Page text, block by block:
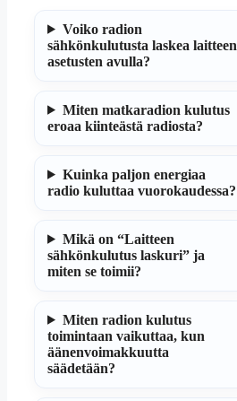
Voiko radion
sähkönkulutusta laskea laitteen
asetusten avulla?
Miten matkaradion kulutus
eroaa kiinteästä radiosta?
Kuinka paljon energiaa
radio kuluttaa vuorokaudessa?
Mikä on “Laitteen
sähkönkulutus laskuri” ja
miten se toimii?
Miten radion kulutus
toimintaan vaikuttaa, kun
äänenvoimakkuutta
säädetään?